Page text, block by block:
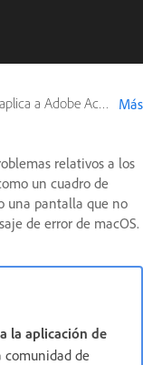
Lightroom, Adobe Photoshop, Adobe Premiere, Contribute, Creative Suite, Encore, Flash Professional, Global or OS, OnLocation CS, Photoshop Elements, Photoshop Extended, Premiere Elements, Production Studio, Soundbooth Más
relativos a los
un cuadro de
una pantalla que no
de error de macOS.
la aplicación de
comunidad de